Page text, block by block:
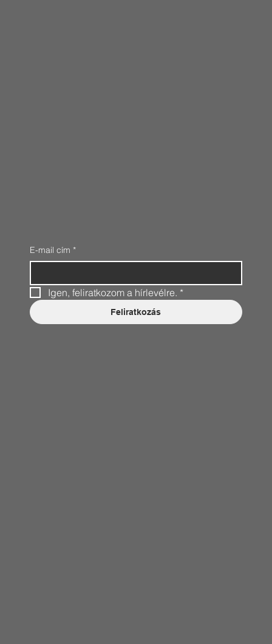
E-mail cím *
Igen, feliratkozom a hírlevélre. *
Feliratkozás